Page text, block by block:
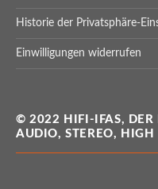
Historie der Privatsphäre-
Einwilligungen widerrufen
© 2022 HIFI-IFAS, DER
AUDIO, STEREO,